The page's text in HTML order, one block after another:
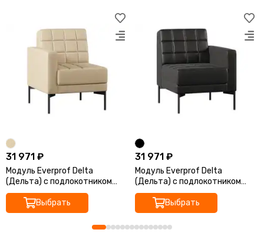
31 971 ₽
Модуль Everprof Delta
(Дельта) с подлокотником
одноместный правый Металл
Черный Экокожа Бежевый
Выбрать
31 971 ₽
Модуль Everprof Delta
(Дельта) с подлокотником
одноместный левый Металл
Черный Экокожа Черный
Выбрать